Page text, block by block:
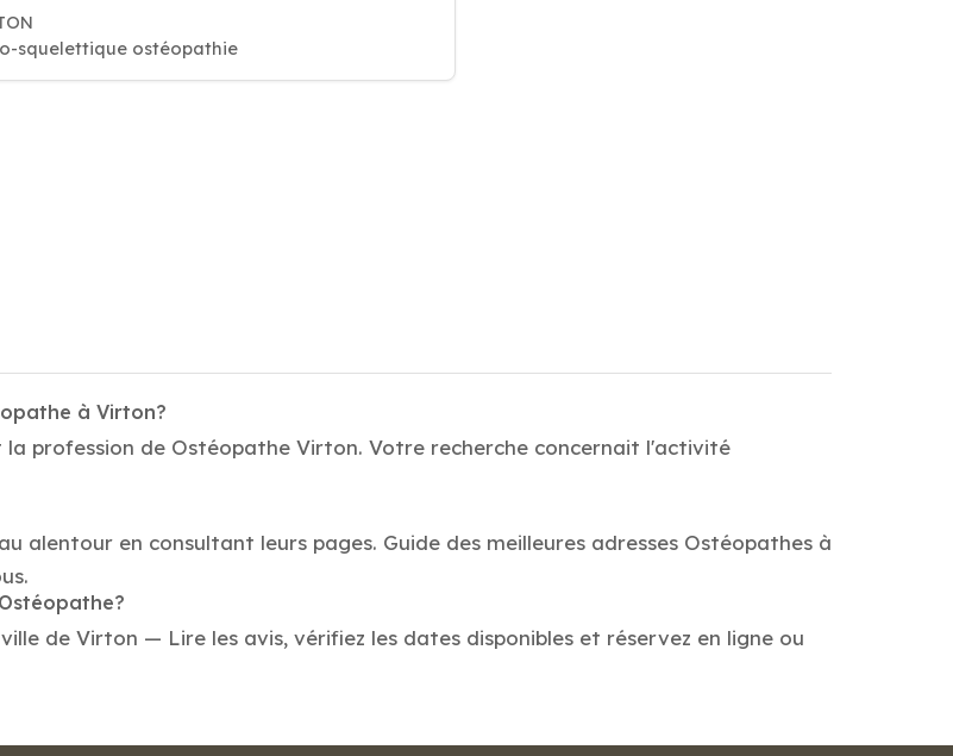
squelettique ostéopathie
à Virton?
profession de Ostéopathe Virton. Votre recherche concernait l'activité
alentour en consultant leurs pages. Guide des meilleures adresses Ostéopathes à
de Virton — Lire les avis, vérifiez les dates disponibles et réservez en ligne ou